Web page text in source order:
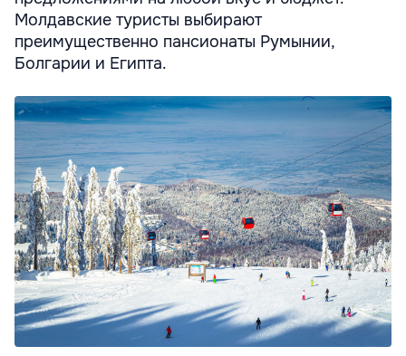
Молдавские туристы выбирают
преимущественно пансионаты Румынии,
Болгарии и Египта.